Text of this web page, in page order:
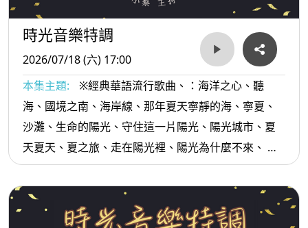
時光音樂特調
2026/07/18 (六) 17:00
本集主題:
※經典華語流行歌曲、：海洋之心、聽
海、國境之南、海岸線、那年夏天寧靜的海、寧夏、
沙灘、生命的陽光、守住這一片陽光、陽光城市、夏
天夏天、夏之旅、走在陽光裡、陽光為什麼不來、 夏
夜燃燒的夢...等。